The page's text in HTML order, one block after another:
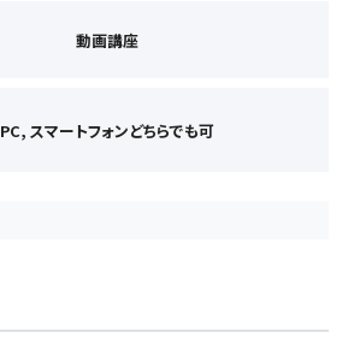
動画講座
PC, スマートフォンどちらでも可